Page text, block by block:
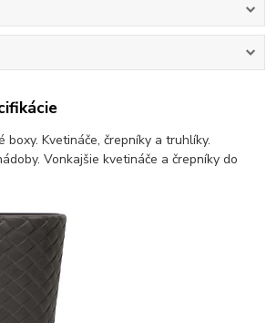
boxy. Kvetináče, črepníky a truhlíky.
Vonkajšie kvetináče a črepníky do